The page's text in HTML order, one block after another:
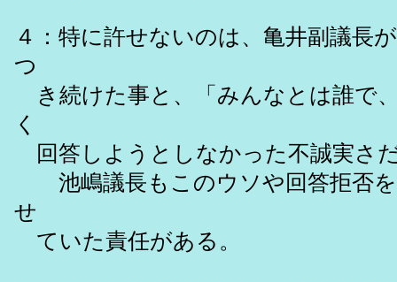
４：特に許せないのは、亀井副議長
つ
き続けた事と、「みんなとは誰で
く
回答しようとしなかった不誠実さ
池嶋議長もこのウソや回答拒否を
せ
ていた責任がある。